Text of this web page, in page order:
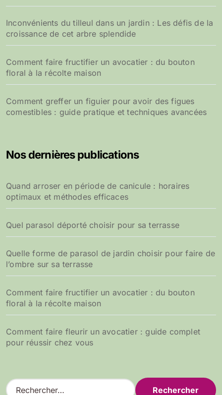
Inconvénients du tilleul dans un jardin : Les défis de la
croissance de cet arbre splendide
Comment faire fructifier un avocatier : du bouton
floral à la récolte maison
Comment greffer un figuier pour avoir des figues
comestibles : guide pratique et techniques avancées
Nos dernières publications
Quand arroser en période de canicule : horaires
optimaux et méthodes efficaces
Quel parasol déporté choisir pour sa terrasse
Quelle forme de parasol de jardin choisir pour faire de
l’ombre sur sa terrasse
Comment faire fructifier un avocatier : du bouton
floral à la récolte maison
Comment faire fleurir un avocatier : guide complet
pour réussir chez vous
R